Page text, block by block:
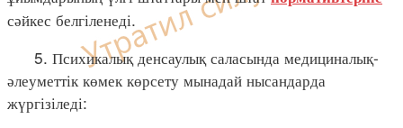
сәйкес белгіленеді.
5. Психикалық денсаулық саласында медициналық-
әлеуметтік көмек көрсету мынадай нысандарда
жүргізіледі: